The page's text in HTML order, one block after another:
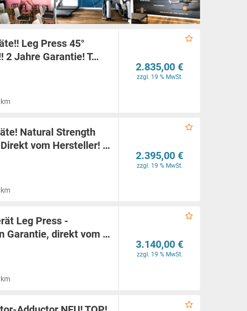
Leg Press 45°
2 Jahre Garantie! T…
2.835,00 €
zzgl. 19 % MwSt.
Natural Strength
vom Hersteller! …
2.395,00 €
zzgl. 19 % MwSt.
Leg Press -
Garantie, direkt vom …
3.140,00 €
zzgl. 19 % MwSt.